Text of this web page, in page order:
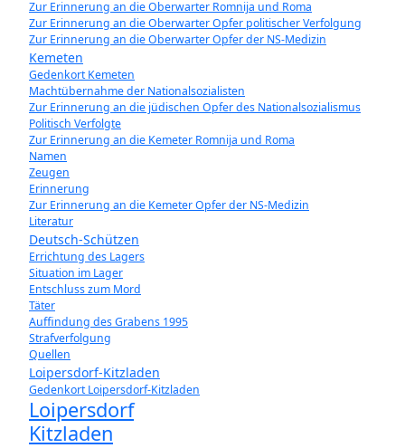
Zur Erinnerung an die Oberwarter Romnija und Roma
Zur Erinnerung an die Oberwarter Opfer politischer Verfolgung
Zur Erinnerung an die Oberwarter Opfer der NS-Medizin
Kemeten
Gedenkort Kemeten
Machtübernahme der Nationalsozialisten
Zur Erinnerung an die jüdischen Opfer des Nationalsozialismus
Politisch Verfolgte
Zur Erinnerung an die Kemeter Romnija und Roma
Namen
Zeugen
Erinnerung
Zur Erinnerung an die Kemeter Opfer der NS-Medizin
Literatur
Deutsch-Schützen
Errichtung des Lagers
Situation im Lager
Entschluss zum Mord
Täter
Auffindung des Grabens 1995
Strafverfolgung
Quellen
Loipersdorf-Kitzladen
Gedenkort Loipersdorf-Kitzladen
Loipersdorf
Kitzladen